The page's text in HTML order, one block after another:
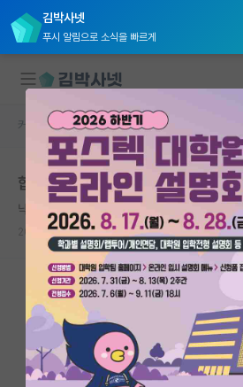
김박사넷
푸시 알림으로 소식을 빠르게
대학원생 모집
국내대학원 정보
연구실&오픈랩
커뮤니티
커뮤니티 홈
전체글보기
베스트 게시판
커뮤니티 홈 자유 게시판(아무개랩)
합격 후 면답
낙천적인 존 스튜어트 밀
2024.06.17 2 958